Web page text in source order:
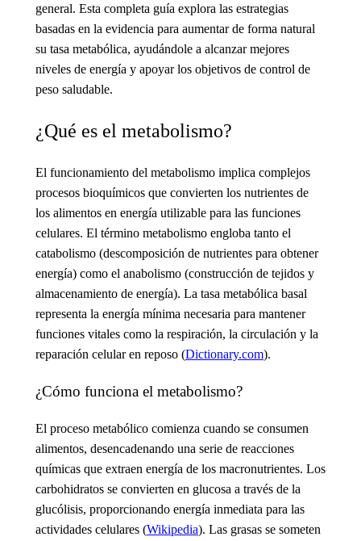
general. Esta completa guía explora las estrategias
basadas en la evidencia para aumentar de forma natural
su tasa metabólica, ayudándole a alcanzar mejores
niveles de energía y apoyar los objetivos de control de
peso saludable.
¿Qué es el metabolismo?
El funcionamiento del metabolismo implica complejos
procesos bioquímicos que convierten los nutrientes de
los alimentos en energía utilizable para las funciones
celulares. El término metabolismo engloba tanto el
catabolismo (descomposición de nutrientes para obtener
energía) como el anabolismo (construcción de tejidos y
almacenamiento de energía). La tasa metabólica basal
representa la energía mínima necesaria para mantener
funciones vitales como la respiración, la circulación y la
reparación celular en reposo (Dictionary.com).
¿Cómo funciona el metabolismo?
El proceso metabólico comienza cuando se consumen
alimentos, desencadenando una serie de reacciones
químicas que extraen energía de los macronutrientes. Los
carbohidratos se convierten en glucosa a través de la
glucólisis, proporcionando energía inmediata para las
actividades celulares (Wikipedia). Las grasas se someten